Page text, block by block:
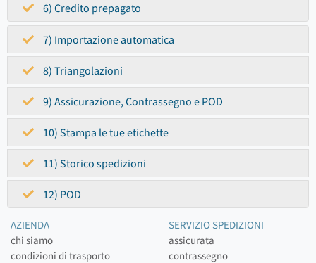
6) Credito prepagato
7) Importazione automatica
8) Triangolazioni
9) Assicurazione, Contrassegno e POD
10) Stampa le tue etichette
11) Storico spedizioni
12) POD
AZIENDA
chi siamo
condizioni di trasporto
SERVIZIO SPEDIZIONI
assicurata
contrassegno